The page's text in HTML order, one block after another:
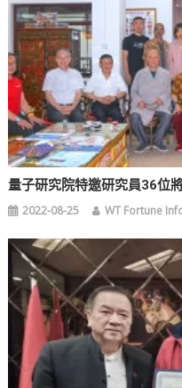
量子研究院特邀研究員36位
2022-08-25 WT Fortune